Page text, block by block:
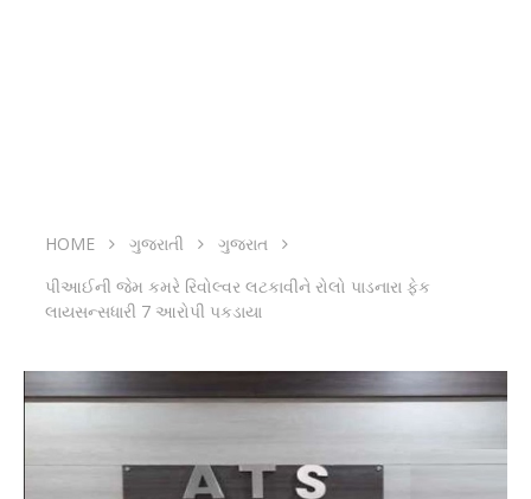
HOME ગુજરાતી
ગુજરાત
પીઆઈની જેમ કમરે રિવોલ્વર લટકાવીને રોલો પાડનારા ફેક
લાયસન્સધારી 7 આરોપી પકડાયા